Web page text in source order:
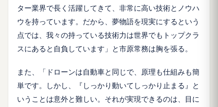
ター業界で長く活躍してきて、非常に高い技術とノウハ
ウを持っています。だから、夢物語を現実にするという
点では、我々の持っている技術力は世界でもトップクラ
スにあると自負しています」と市原常務は胸を張る。
また、「ドローンは自動車と同じで、原理も仕組みも簡
単です。しかし、『しっかり動いてしっかり止まる』と
いうことは意外と難しい。それが実現できるのは、目に